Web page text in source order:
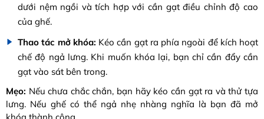
dưới nệm ngồi và tích hợp với cần gạt điều chỉnh độ cao
của ghế.
Thao tác mở khóa: Kéo cần gạt ra phía ngoài để kích hoạt
chế độ ngả lưng. Khi muốn khóa lại, bạn chỉ cần đẩy cần
gạt vào sát bên trong.
Mẹo: Nếu chưa chắc chắn, bạn hãy kéo cần gạt ra và thử tựa
lưng. Nếu ghế có thể ngả nhẹ nhàng nghĩa là bạn đã mở
khóa thành công.